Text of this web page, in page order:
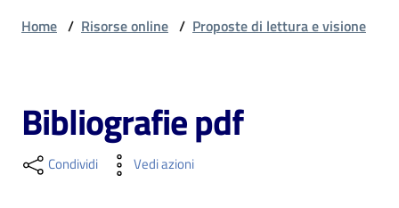
Cosa
puoi
Home / Risorse online / Proposte di lettura e visione
Bibliografie pdf
Condividi Vedi azioni